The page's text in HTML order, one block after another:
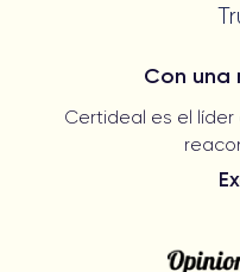
Con
Certideal es el